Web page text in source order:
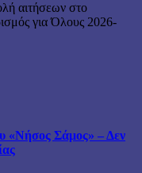
αιτήσεων στο
για Όλους 2026-
«Νήσος Σάμος» – Δεν